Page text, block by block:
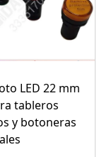
LED 22 mm
tableros
y botoneras